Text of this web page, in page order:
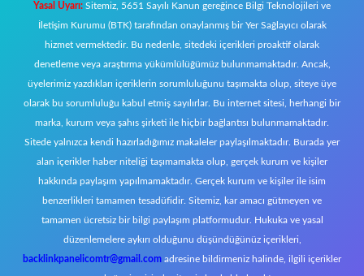
Yasal Uyarı: Sitemiz, 5651 Sayılı Kanun gereğince Bilgi Teknolojileri ve
İletişim Kurumu (BTK) tarafından onaylanmış bir Yer Sağlayıcı olarak
hizmet vermektedir. Bu nedenle, sitedeki içerikleri proaktif olarak
denetleme veya araştırma yükümlülüğümüz bulunmamaktadır. Ancak,
üyelerimiz yazdıkları içeriklerin sorumluluğunu taşımakta olup, siteye üye
olarak bu sorumluluğu kabul etmiş sayılırlar. Bu internet sitesi, herhangi bir
marka, kurum veya şahıs şirketi ile hiçbir bağlantısı bulunmamaktadır.
Sitede yalnızca kendi hazırladığımız makaleler paylaşılmaktadır. Burada yer
alan içerikler haber niteliği taşımamakta olup, gerçek kurum ve kişiler
hakkında paylaşım yapılmamaktadır. Gerçek kurum ve kişiler ile isim
benzerlikleri tamamen tesadüfidir. Sitemiz, kar amacı gütmeyen ve
tamamen ücretsiz bir bilgi paylaşım platformudur. Hukuka ve yasal
düzenlemelere aykırı olduğunu düşündüğünüz içerikleri,
backlinkpanelicomtr@gmail.com adresine bildirmeniz halinde, ilgili içerikler